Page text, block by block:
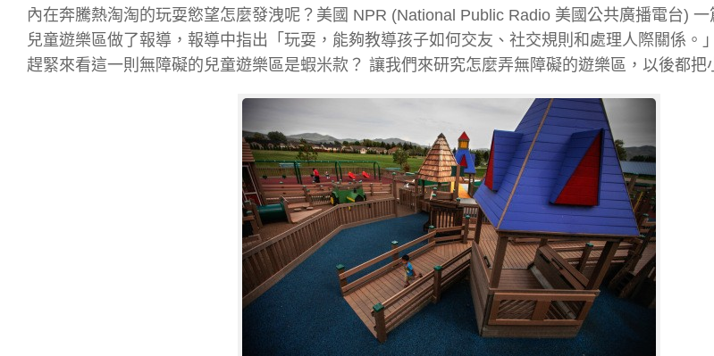
內在奔騰熱淘淘的玩耍慾望怎麼發洩呢？美國 NPR (National Public Radio 美國公共廣播電台)
兒童遊樂區做了報導，報導中指出「玩耍，能夠教導孩子如何交友、社交規則和處理人際關係。
趕緊來看這一則無障礙的兒童遊樂區是蝦米款？ 讓我們來研究怎麼弄無障礙的遊樂區，以後都把